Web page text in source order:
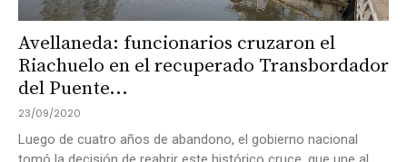
Avellaneda: funcionarios cruzaron el
Riachuelo en el recuperado Transbordador
del Puente...
23/09/2020
Luego de cuatro años de abandono, el gobierno nacional